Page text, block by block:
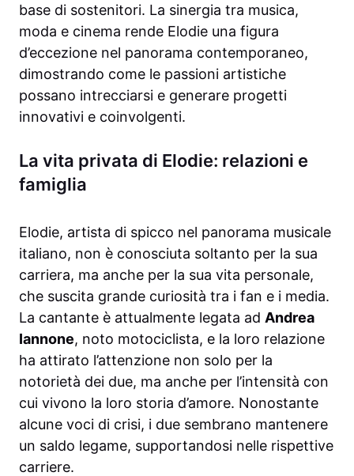
base di sostenitori. La sinergia tra musica,
moda e cinema rende Elodie una figura
d’eccezione nel panorama contemporaneo,
dimostrando come le passioni artistiche
possano intrecciarsi e generare progetti
innovativi e coinvolgenti.
La vita privata di Elodie: relazioni e
famiglia
Elodie, artista di spicco nel panorama musicale
italiano, non è conosciuta soltanto per la sua
carriera, ma anche per la sua vita personale,
che suscita grande curiosità tra i fan e i media.
La cantante è attualmente legata ad Andrea
Iannone, noto motociclista, e la loro relazione
ha attirato l’attenzione non solo per la
notorietà dei due, ma anche per l’intensità con
cui vivono la loro storia d’amore. Nonostante
alcune voci di crisi, i due sembrano mantenere
un saldo legame, supportandosi nelle rispettive
carriere.